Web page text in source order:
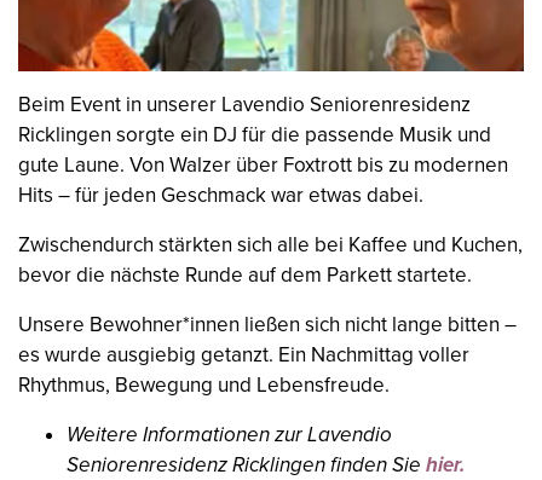
Beim Event in unserer Lavendio Seniorenresidenz
Ricklingen sorgte ein DJ für die passende Musik und
gute Laune. Von Walzer über Foxtrott bis zu modernen
Hits – für jeden Geschmack war etwas dabei.
Zwischendurch stärkten sich alle bei Kaffee und Kuchen,
bevor die nächste Runde auf dem Parkett startete.
Unsere Bewohner*innen ließen sich nicht lange bitten –
es wurde ausgiebig getanzt. Ein Nachmittag voller
Rhythmus, Bewegung und Lebensfreude.
Weitere Informationen zur Lavendio
Seniorenresidenz Ricklingen finden Sie hier.